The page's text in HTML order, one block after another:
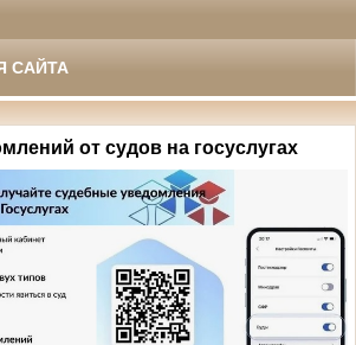
САЙТА
от судов на госуслугах